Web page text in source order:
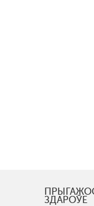
ЗДАРОЎЕ